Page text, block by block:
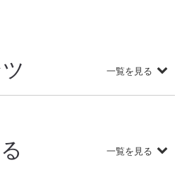
一覧を見る
一覧を見る